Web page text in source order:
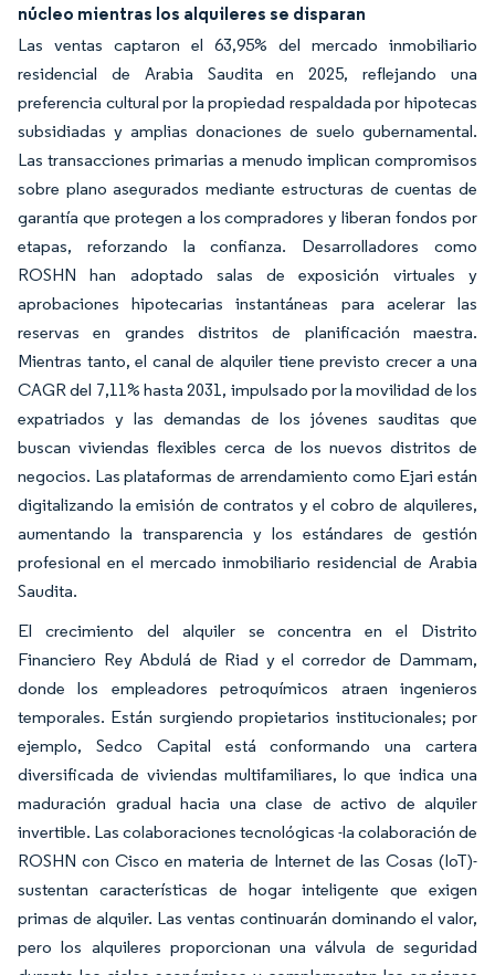
núcleo mientras los alquileres se disparan
Las ventas captaron el 63,95% del mercado inmobiliario
residencial de Arabia Saudita en 2025, reflejando una
preferencia cultural por la propiedad respaldada por hipotecas
subsidiadas y amplias donaciones de suelo gubernamental.
Las transacciones primarias a menudo implican compromisos
sobre plano asegurados mediante estructuras de cuentas de
garantía que protegen a los compradores y liberan fondos por
etapas, reforzando la confianza. Desarrolladores como
ROSHN han adoptado salas de exposición virtuales y
aprobaciones hipotecarias instantáneas para acelerar las
reservas en grandes distritos de planificación maestra.
Mientras tanto, el canal de alquiler tiene previsto crecer a una
CAGR del 7,11% hasta 2031, impulsado por la movilidad de los
expatriados y las demandas de los jóvenes sauditas que
buscan viviendas flexibles cerca de los nuevos distritos de
negocios. Las plataformas de arrendamiento como Ejari están
digitalizando la emisión de contratos y el cobro de alquileres,
aumentando la transparencia y los estándares de gestión
profesional en el mercado inmobiliario residencial de Arabia
Saudita.
El crecimiento del alquiler se concentra en el Distrito
Financiero Rey Abdulá de Riad y el corredor de Dammam,
donde los empleadores petroquímicos atraen ingenieros
temporales. Están surgiendo propietarios institucionales; por
ejemplo, Sedco Capital está conformando una cartera
diversificada de viviendas multifamiliares, lo que indica una
maduración gradual hacia una clase de activo de alquiler
invertible. Las colaboraciones tecnológicas -la colaboración de
ROSHN con Cisco en materia de Internet de las Cosas (IoT)-
sustentan características de hogar inteligente que exigen
primas de alquiler. Las ventas continuarán dominando el valor,
pero los alquileres proporcionan una válvula de seguridad